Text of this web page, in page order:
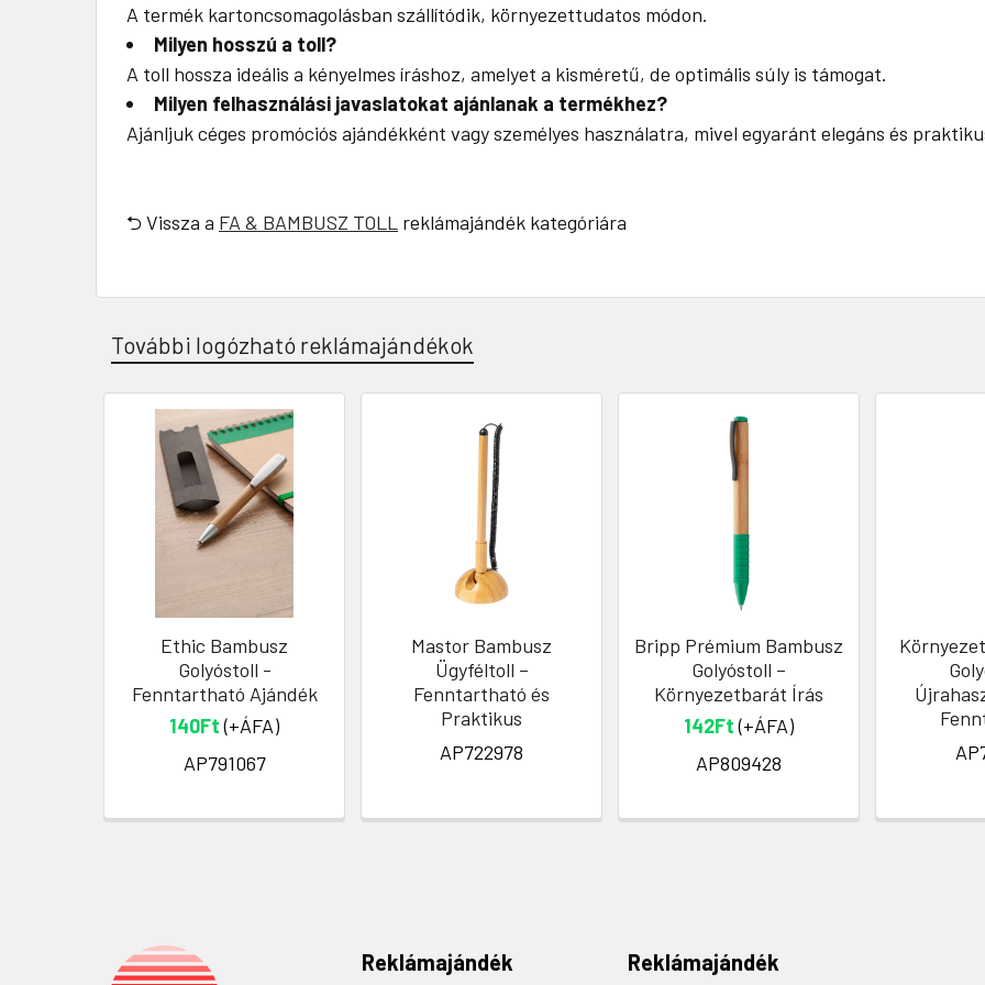
A termék kartoncsomagolásban szállítódik, környezettudatos módon.
Milyen hosszú a toll?
A toll hossza ideális a kényelmes íráshoz, amelyet a kisméretű, de optimális súly is támogat.
Milyen felhasználási javaslatokat ajánlanak a termékhez?
Ajánljuk céges promóciós ajándékként vagy személyes használatra, mivel egyaránt elegáns és
⮌ Vissza a FA & BAMBUSZ TOLL reklámajándék kategóriára
További logózható reklámajándékok
Ethic Bambusz
Golyóstoll -
Fenntartható Ajándék
140Ft(+ÁFA)
AP791067
Mastor Bambusz
Ügyféltoll –
Fenntartható és
Praktikus
AP722978
Bripp Prémium Bambusz
Golyóstoll –
Környezetbarát Írás
142Ft(+ÁFA)
AP809428
Reklámajándék
Reklámajándék